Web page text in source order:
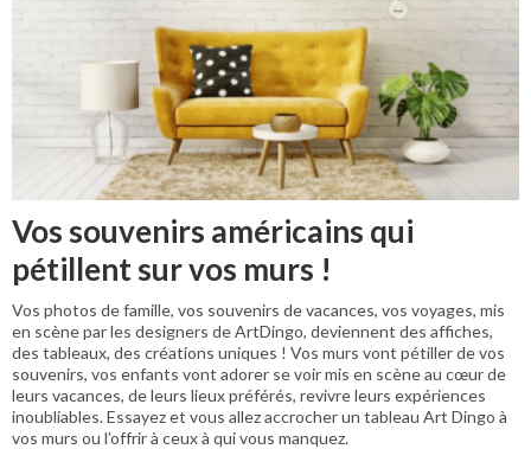
Vos souvenirs américains qui
pétillent sur vos murs !
Vos photos de famille, vos souvenirs de vacances, vos voyages, mis
en scène par les designers de ArtDingo, deviennent des affiches,
des tableaux, des créations uniques ! Vos murs vont pétiller de vos
souvenirs, vos enfants vont adorer se voir mis en scène au cœur de
leurs vacances, de leurs lieux préférés, revivre leurs expériences
inoubliables. Essayez et vous allez accrocher un tableau Art Dingo à
vos murs ou l’offrir à ceux à qui vous manquez.